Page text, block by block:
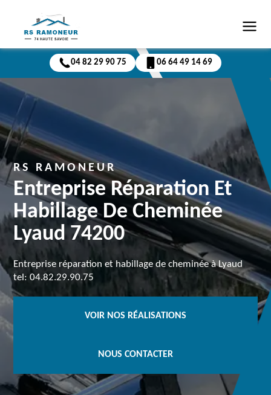
04 82 29 90 75 06 64 49 14 69
RS RAMONEUR
Entreprise Réparation Et
Habillage De Cheminée
Lyaud 74200
Entreprise réparation et habillage de cheminée à Lyaud
tel: 04.82.29.90.75
VOIR NOS RÉALISATIONS
NOUS CONTACTER